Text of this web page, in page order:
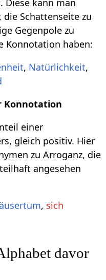
Schattenseite zu
Gegenpole zu
Konnotation haben:
, Natürlichkeit,
Konnotation
einer
gleich positiv. Hier
zu Arroganz, die
angesehen
, sich
davor